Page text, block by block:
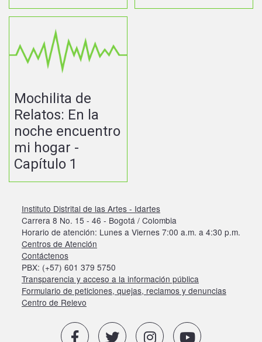
Mochilita de
Relatos: En la
noche encuentro
mi hogar -
Capítulo 1
Instituto Distrital de las Artes - Idartes
Carrera 8 No. 15 - 46 - Bogotá / Colombia
Horario de atención: Lunes a Viernes 7:00 a.m. a 4:30 p.m.
Centros de Atención
Contáctenos
PBX: (+57) 601 379 5750
Transparencia y acceso a la información pública
Formulario de peticiones, quejas, reclamos y denuncias
Centro de Relevo